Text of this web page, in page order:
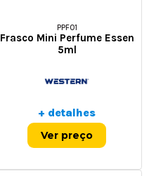
PPF01
Frasco Mini Perfume Essen
5ml
+ detalhes
Ver preço